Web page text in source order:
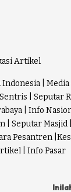
Artikel
Indonesia
Seputar
Info
Seputar Masjid
Pesantren
Info Pasar